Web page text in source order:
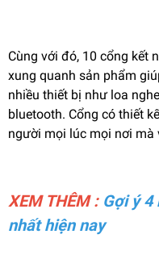
Cùng với đó, 10 cổng kết
xung quanh sản phẩm
nhiều thiết bị như loa
bluetooth. Cổng có thiết
người mọi lúc mọi nơi mà
XEM THÊM : Gợi ý 4
nhất hiện nay